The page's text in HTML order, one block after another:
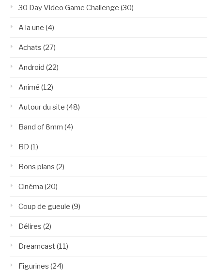
30 Day Video Game Challenge (30)
A la une (4)
Achats (27)
Android (22)
Animé (12)
Autour du site (48)
Band of 8mm (4)
BD (1)
Bons plans (2)
Cinéma (20)
Coup de gueule (9)
Délires (2)
Dreamcast(11)
Figurines (24)